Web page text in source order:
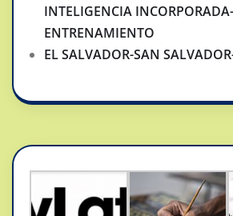
INTELIGENCIA INCORPORADA-
ENTRENAMIENTO
EL SALVADOR-SAN